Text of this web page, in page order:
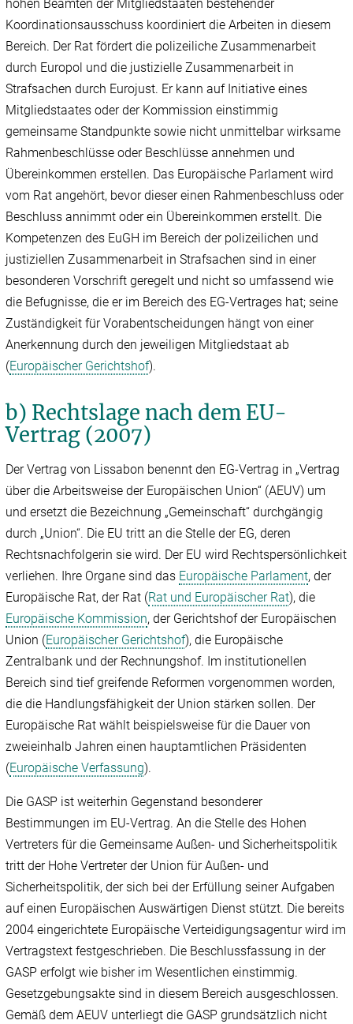
hohen Beamten der Mitgliedstaaten bestehender
Koordinationsausschuss koordiniert die Arbeiten in diesem
Bereich. Der Rat fördert die polizeiliche Zusammenarbeit
durch Europol und die justizielle Zusammenarbeit in
Strafsachen durch Eurojust. Er kann auf Initiative eines
Mitgliedstaates oder der Kommission einstimmig
gemeinsame Standpunkte sowie nicht unmittelbar wirksame
Rahmenbeschlüsse oder Beschlüsse annehmen und
Übereinkommen erstellen. Das Europäische Parlament wird
vom Rat angehört, bevor dieser einen Rahmenbeschluss oder
Beschluss annimmt oder ein Übereinkommen erstellt. Die
Kompetenzen des EuGH im Bereich der polizeilichen und
justiziellen Zusammenarbeit in Strafsachen sind in einer
besonderen Vorschrift geregelt und nicht so umfassend wie
die Befugnisse, die er im Bereich des EG-Vertrages hat; seine
Zuständigkeit für Vorabentscheidungen hängt von einer
Anerkennung durch den jeweiligen Mitgliedstaat ab
(Europäischer Gerichtshof).
b) Rechtslage nach dem EU-
Vertrag (2007)
Der Vertrag von Lissabon benennt den EG-Vertrag in „Vertrag
über die Arbeitsweise der Europäischen Union“ (AEUV) um
und ersetzt die Bezeichnung „Gemeinschaft“ durchgängig
durch „Union“. Die EU tritt an die Stelle der EG, deren
Rechtsnachfolgerin sie wird. Der EU wird Rechtspersönlichkeit
verliehen. Ihre Organe sind das Europäische Parlament, der
Europäische Rat, der Rat (Rat und Europäischer Rat), die
Europäische Kommission, der Gerichtshof der Europäischen
Union (Europäischer Gerichtshof), die Europäische
Zentralbank und der Rechnungshof. Im institutionellen
Bereich sind tief greifende Reformen vorgenommen worden,
die die Handlungsfähigkeit der Union stärken sollen. Der
Europäische Rat wählt beispielsweise für die Dauer von
zweieinhalb Jahren einen hauptamtlichen Präsidenten
(Europäische Verfassung).
Die GASP ist weiterhin Gegenstand besonderer
Bestimmungen im EU-Vertrag. An die Stelle des Hohen
Vertreters für die Gemeinsame Außen- und Sicherheitspolitik
tritt der Hohe Vertreter der Union für Außen- und
Sicherheitspolitik, der sich bei der Erfüllung seiner Aufgaben
auf einen Europäischen Auswärtigen Dienst stützt. Die bereits
2004 eingerichtete Europäische Verteidigungsagentur wird im
Vertragstext festgeschrieben. Die Beschlussfassung in der
GASP erfolgt wie bisher im Wesentlichen einstimmig.
Gesetzgebungsakte sind in diesem Bereich ausgeschlossen.
Gemäß dem AEUV unterliegt die GASP grundsätzlich nicht